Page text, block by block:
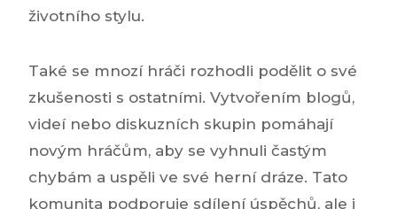
životního stylu.
Také se mnozí hráči rozhodli podělit o své
zkušenosti s ostatními. Vytvořením blogů,
videí nebo diskuzních skupin pomáhají
novým hráčům, aby se vyhnuli častým
chybám a uspěli ve své herní dráze. Tato
komunita podporuje sdílení úspěchů, ale i